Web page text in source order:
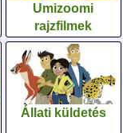
Umizoomi
rajzfilmek
Állati küldetés